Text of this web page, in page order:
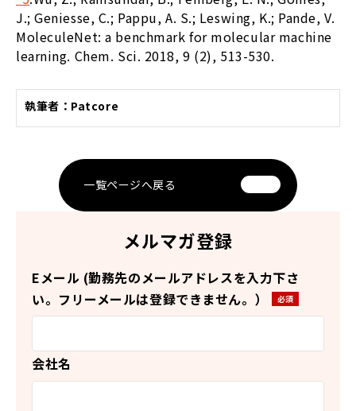
J.; Geniesse, C.; Pappu, A. S.; Leswing, K.; Pande, V.
MoleculeNet: a benchmark for molecular machine
learning. Chem. Sci. 2018, 9 (2), 513-530.
執筆者：Patcore
一覧ページへ戻る
メルマガ登録
Eメール (勤務先のメールアドレスを入力下さ
い。フリーメールは登録できません。）
会社名